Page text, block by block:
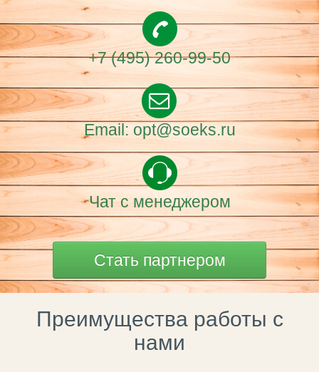
+7 (495) 260-99-50
Email: opt@soeks.ru
Чат с менеджером
Стать партнером
Преимущества работы с
нами